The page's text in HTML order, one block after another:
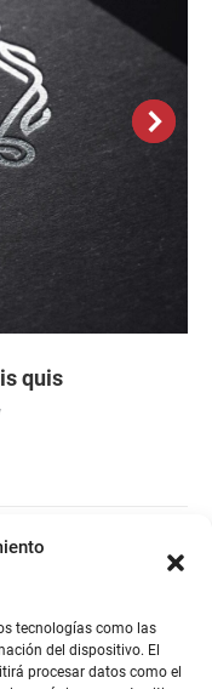
tecnologías como las
del dispositivo. El
procesar datos como el
quis